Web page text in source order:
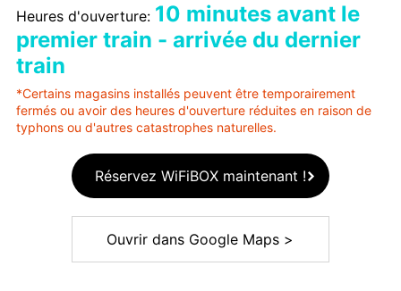
Heures d'ouverture: 10 minutes avant le
premier train - arrivée du dernier
train
*Certains magasins installés peuvent être temporairement
fermés ou avoir des heures d'ouverture réduites en raison de
typhons ou d'autres catastrophes naturelles.
Réservez WiFiBOX maintenant !
Ouvrir dans Google Maps >